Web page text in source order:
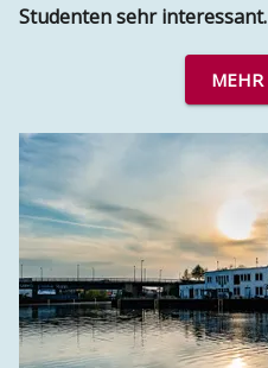
Studenten sehr interessant.
MEHR